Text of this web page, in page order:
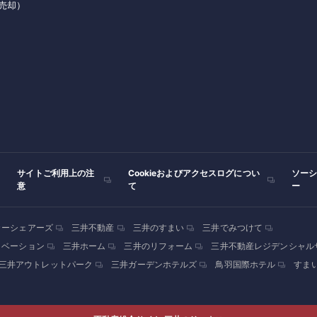
却）
サイトご利用上の注
意
Cookieおよびアクセスログについ
て
ソー
ー
シェアーズ 三井不動産 三井のすまい
三井でみつけて
ーション
三井ホーム 三井のリフォーム
三井不動産レジデンシャル
井アウトレットパーク
三井ガーデンホテルズ 鳥羽国際ホテル すま